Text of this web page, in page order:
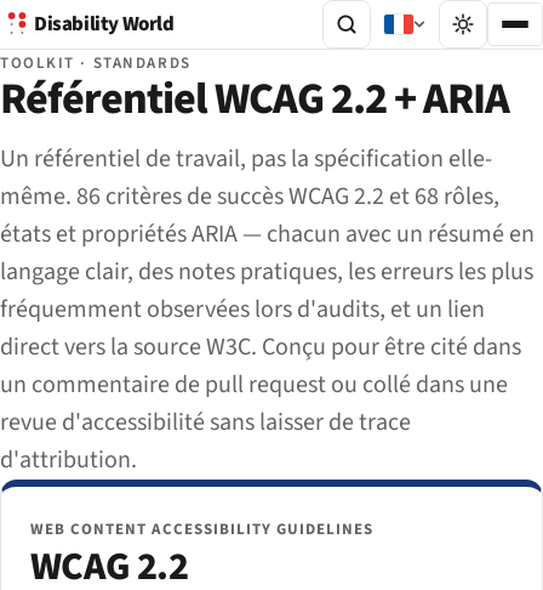
Disability World
TOOLKIT · STANDARDS
Référentiel WCAG 2.2 + ARIA
Un référentiel de travail, pas la spécification elle-
même. 86 critères de succès WCAG 2.2 et 68 rôles,
états et propriétés ARIA — chacun avec un résumé en
langage clair, des notes pratiques, les erreurs les plus
fréquemment observées lors d'audits, et un lien
direct vers la source W3C. Conçu pour être cité dans
un commentaire de pull request ou collé dans une
revue d'accessibilité sans laisser de trace
d'attribution.
WEB CONTENT ACCESSIBILITY GUIDELINES
WCAG 2.2